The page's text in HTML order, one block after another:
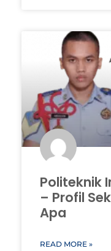
Politeknik
– Profil
Apa
READ MORE »